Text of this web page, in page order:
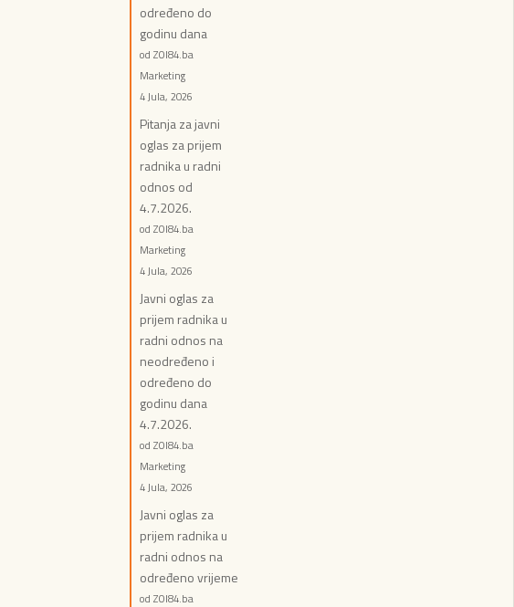
određeno do
godinu dana
od ZOI84.ba
Marketing
4 Jula, 2026
Pitanja za javni
oglas za prijem
radnika u radni
odnos od
4.7.2026.
od ZOI84.ba
Marketing
4 Jula, 2026
Javni oglas za
prijem radnika u
radni odnos na
neodređeno i
određeno do
godinu dana
4.7.2026.
od ZOI84.ba
Marketing
4 Jula, 2026
Javni oglas za
prijem radnika u
radni odnos na
određeno vrijeme
od ZOI84.ba